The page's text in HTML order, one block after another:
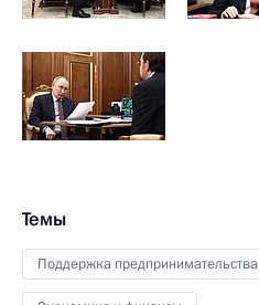
Темы
Поддержка предпринимательства